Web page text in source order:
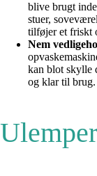
blive brugt
stuer,
tilføjer et friskt
Nem
kan blot skylle
og klar til brug.
Ulemper